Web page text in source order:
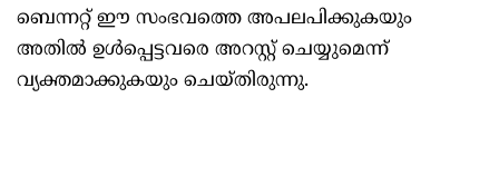
ബെന്നറ്റ് ഈ സംഭവത്തെ അപലപിക്കുകയും
അതിൽ ഉൾപ്പെട്ടവരെ അറസ്റ്റ് ചെയ്യുമെന്ന്
വ്യക്തമാക്കുകയും ചെയ്തിരുന്നു.